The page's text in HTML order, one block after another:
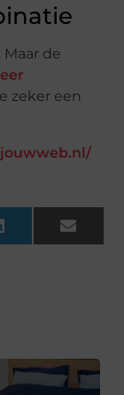
de
zeker een
LinkedInEmail